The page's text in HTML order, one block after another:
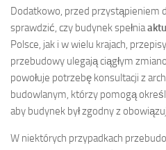
Dodatkowo, przed przystąpieniem
sprawdzić, czy budynek spełnia
Polsce, jak i w wielu krajach,
przebudowy ulegają ciągłym
powołuje potrzebę konsultacji z
budowlanym, którzy pomogą
aby budynek był zgodny z
W niektórych przypadkach